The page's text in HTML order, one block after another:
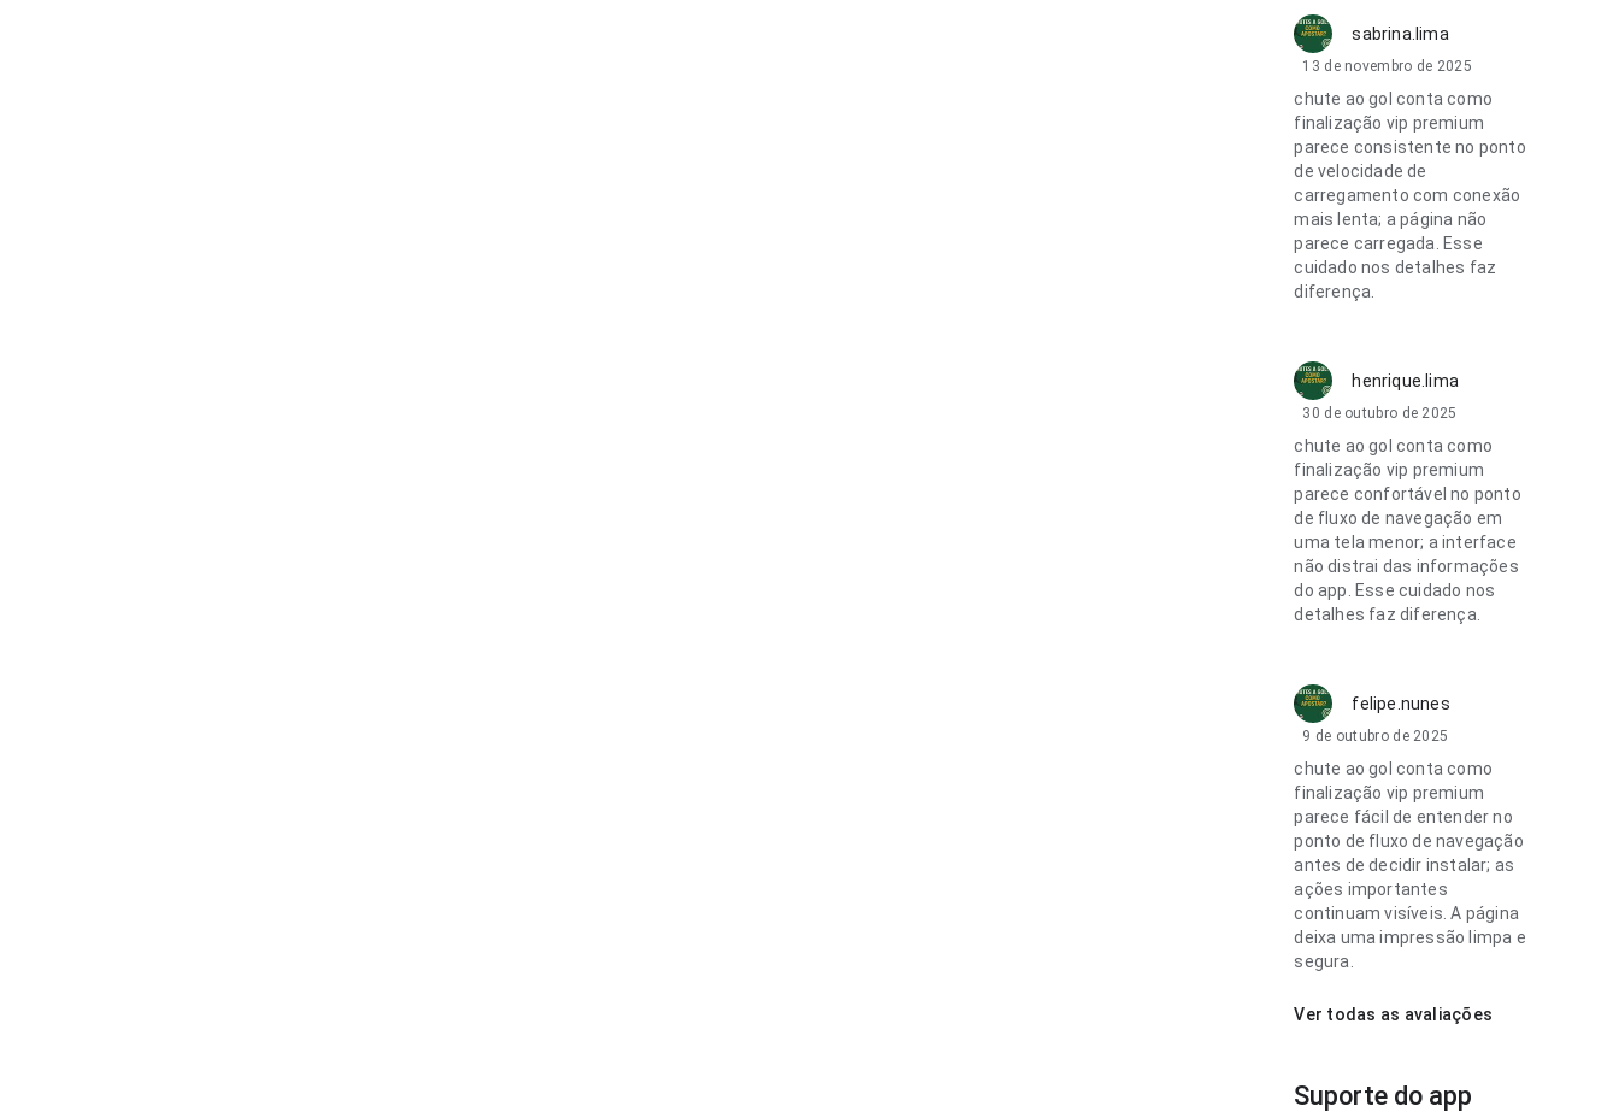
sabrina.lima
13 de novembro de 2025
chute ao gol conta como
finalização vip premium
parece consistente no ponto
de velocidade de
carregamento com conexão
mais lenta; a página não
parece carregada. Esse
cuidado nos detalhes faz
diferença.
henrique.lima
30 de outubro de 2025
chute ao gol conta como
finalização vip premium
parece confortável no ponto
de fluxo de navegação em
uma tela menor; a interface
não distrai das informações
do app. Esse cuidado nos
detalhes faz diferença.
felipe.nunes
9 de outubro de 2025
chute ao gol conta como
finalização vip premium
parece fácil de entender no
ponto de fluxo de navegação
antes de decidir instalar; as
ações importantes
continuam visíveis. A página
deixa uma impressão limpa e
segura.
Ver todas as avaliações
Suporte do app